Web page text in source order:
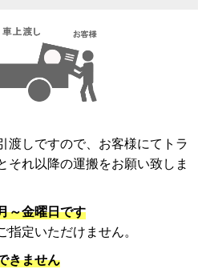
渡しですので、お客様にてトラ
それ以降の運搬をお願い致しま
～金曜日です
定いただけません。
きません